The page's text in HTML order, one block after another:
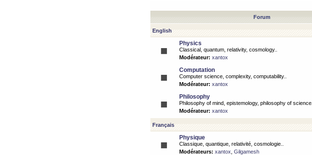
Forum
English
Physics
Classical, quantum, relativity, cosmology..
Modérateur: xantox
Computation
Computer science, complexity, computability..
Modérateur: xantox
Philosophy
Philosophy of mind, epistemology, philosophy of science..
Modérateur: xantox
Français
Physique
Classique, quantique, relativité, cosmologie..
Modérateurs: xantox Gilgamesh